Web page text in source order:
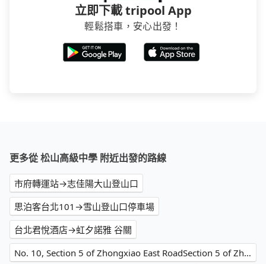
立即下載 tripool App
輕鬆搭車，安心出發！
更多從 松山高級中學 附近出發的路線
市府轉運站→志佳陽大山登山口
思泊客台北101→雪山登山口停車場
台北君悅酒店→虹夕諾雅 谷關
No. 10, Section 5 of Zhongxiao East RoadSection 5 of Zhongxiao East Road→虹夕諾雅 谷關